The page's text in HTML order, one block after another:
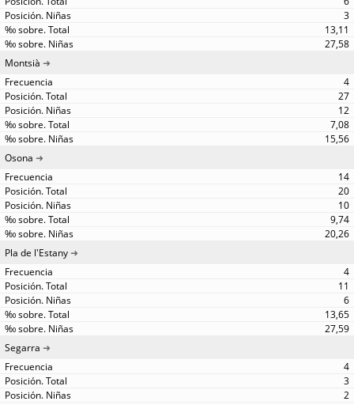
3
13,11
27,58
Montsià
4
27
12
7,08
15,56
Osona
14
20
10
9,74
20,26
Pla de l'Estany
4
11
6
13,65
27,59
Segarra
4
3
2